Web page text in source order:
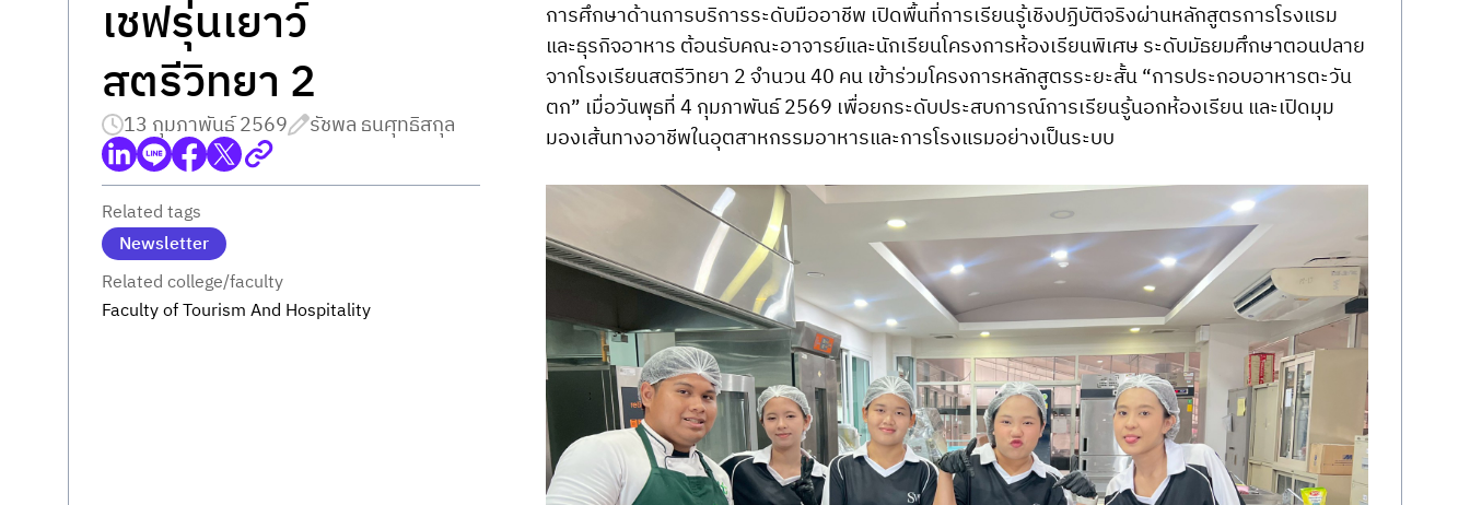
เชฟรุ่นเยาว์
สตรีวิทยา 2
13 กุมภาพันธ์ 2569 รัชพล ธนศุทธิสกุล
Related tags
Newsletter
Related college/faculty
Faculty of Tourism And Hospitality
การศึกษาด้านการบริการระดับมืออาชีพ เปิดพื้นที่การเรียนรู้เชิงปฏิบัติจริงผ่านหลักสูตรการโรงแรม
และธุรกิจอาหาร ต้อนรับคณะอาจารย์และนักเรียนโครงการห้องเรียนพิเศษ ระดับมัธยมศึกษาตอนปลาย
จากโรงเรียนสตรีวิทยา 2 จำนวน 40 คน เข้าร่วมโครงการหลักสูตรระยะสั้น “การประกอบอาหารตะวัน
ตก” เมื่อวันพุธที่ 4 กุมภาพันธ์ 2569 เพื่อยกระดับประสบการณ์การเรียนรู้นอกห้องเรียน และเปิดมุม
มองเส้นทางอาชีพในอุตสาหกรรมอาหารและการโรงแรมอย่างเป็นระบบ